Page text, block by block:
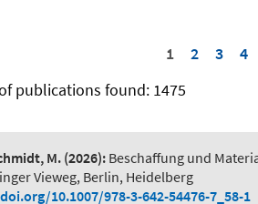
1 2 3 4
publications found: 1475
M.(2026): Beschaffung und
Vieweg, Berlin, Heidelberg
10.1007/978-3-642-54476-7_58-1